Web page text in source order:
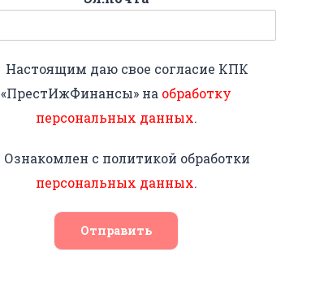
Настоящим даю свое согласие КПК
«ПрестИжФинансы» на обработку
персональных данных.
Ознакомлен с политикой обработки
персональных данных.
Отправить